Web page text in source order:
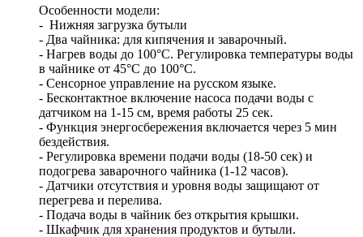
Особенности модели:
- Нижняя загрузка бутыли
- Два чайника: для кипячения и заварочный.
- Нагрев воды до 100°С. Регулировка температуры воды
в чайнике от 45°С до 100°С.
- Сенсорное управление на русском языке.
- Бесконтактное включение насоса подачи воды с
датчиком на 1-15 см, время работы 25 сек.
- Функция энергосбережения включается через 5 мин
бездействия.
- Регулировка времени подачи воды (18-50 сек) и
подогрева заварочного чайника (1-12 часов).
- Датчики отсутствия и уровня воды защищают от
перегрева и перелива.
- Подача воды в чайник без открытия крышки.
- Шкафчик для хранения продуктов и бутыли.